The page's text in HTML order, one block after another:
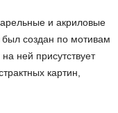
и акриловые
создан по мотивам
ней присутствует
картин,